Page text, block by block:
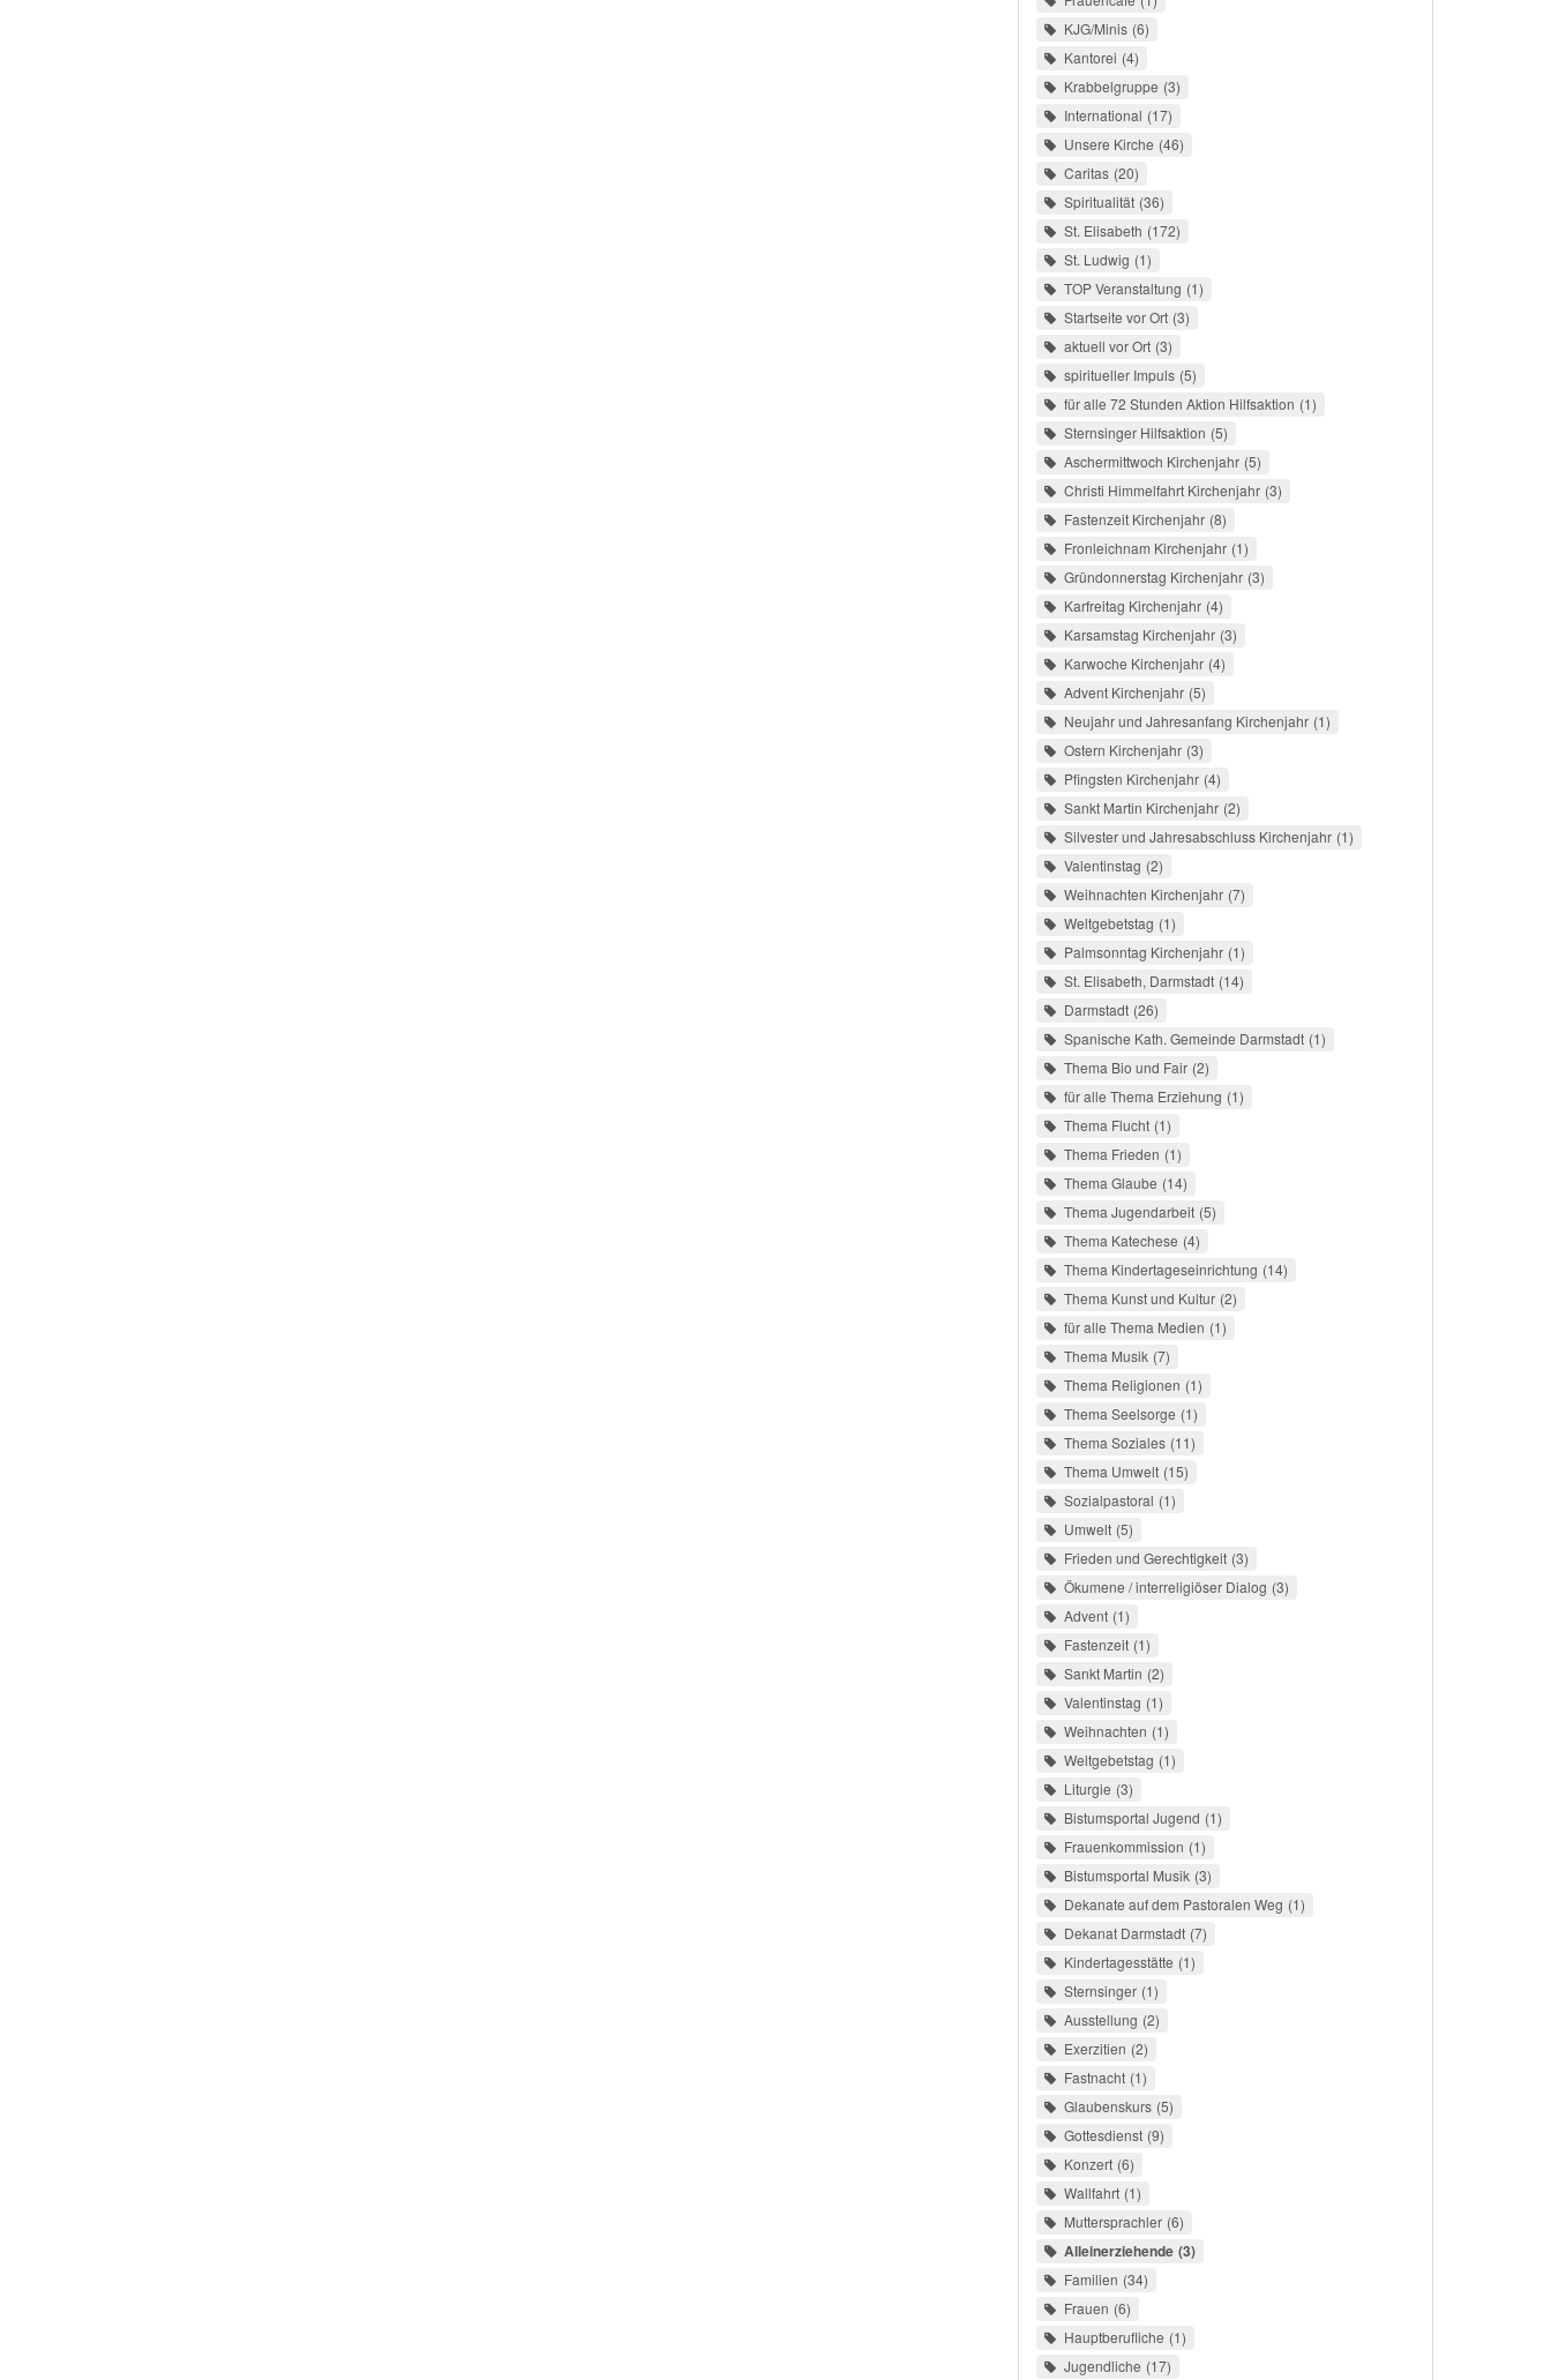
KJG/Minis 6
Kantorei 4
Krabbelgruppe 3
International 17
Unsere Kirche 46
Caritas 20
Spiritualität 36
St. Elisabeth 172
St. Ludwig 1
TOP Veranstaltung 1
Startseite vor Ort 3
aktuell vor Ort 3
spiritueller Impuls 5
für alle 72 Stunden Aktion Hilfsaktion 1
Sternsinger Hilfsaktion 5
Aschermittwoch Kirchenjahr 5
Christi Himmelfahrt Kirchenjahr 3
Fastenzeit Kirchenjahr 8
Fronleichnam Kirchenjahr 1
Gründonnerstag Kirchenjahr 3
Karfreitag Kirchenjahr 4
Karsamstag Kirchenjahr 3
Karwoche Kirchenjahr 4
Advent Kirchenjahr 5
Neujahr und Jahresanfang Kirchenjahr 1
Ostern Kirchenjahr 3
Pfingsten Kirchenjahr 4
Sankt Martin Kirchenjahr 2
Silvester und Jahresabschluss Kirchenjahr 1
Valentinstag 2
Weihnachten Kirchenjahr 7
Weltgebetstag 1
Palmsonntag Kirchenjahr 1
St. Elisabeth, Darmstadt 14
Darmstadt 26
Spanische Kath. Gemeinde Darmstadt 1
Thema Bio und Fair 2
für alle Thema Erziehung 1
Thema Flucht 1
Thema Frieden 1
Thema Glaube 14
Thema Jugendarbeit 5
Thema Katechese 4
Thema Kindertageseinrichtung 14
Thema Kunst und Kultur 2
für alle Thema Medien 1
Thema Musik 7
Thema Religionen 1
Thema Seelsorge 1
Thema Soziales 11
Thema Umwelt 15
Sozialpastoral 1
Umwelt 5
Frieden und Gerechtigkeit 3
Ökumene / interreligiöser Dialog 3
Advent 1
Fastenzeit 1
Sankt Martin 2
Valentinstag 1
Weihnachten 1
Weltgebetstag 1
Liturgie 3
Bistumsportal Jugend 1
Frauenkommission 1
Bistumsportal Musik 3
Dekanate auf dem Pastoralen Weg 1
Dekanat Darmstadt 7
Kindertagesstätte 1
Sternsinger 1
Ausstellung 2
Exerzitien 2
Fastnacht 1
Glaubenskurs 5
Gottesdienst 9
Konzert 6
Wallfahrt 1
Muttersprachler 6
Alleinerziehende 3
Familien 34
Frauen 6
Hauptberufliche 1
Jugendliche 17